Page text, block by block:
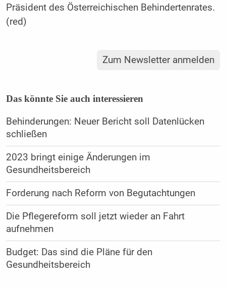
Präsident des Österreichischen Behindertenrates.
(red)
Zum Newsletter anmelden
Das könnte Sie auch interessieren
Behinderungen: Neuer Bericht soll Datenlücken
schließen
2023 bringt einige Änderungen im
Gesundheitsbereich
Forderung nach Reform von Begutachtungen
Die Pflegereform soll jetzt wieder an Fahrt
aufnehmen
Budget: Das sind die Pläne für den
Gesundheitsbereich